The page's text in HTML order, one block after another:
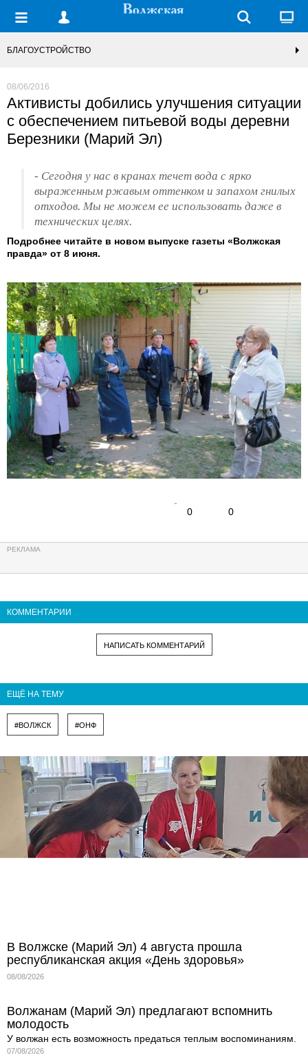
БЛАГОУСТРОЙСТВО
08/06/2016
Активисты добились улучшения ситуации
с обеспечением питьевой воды деревни
Березники (Марий Эл)
- Сегодня у нас в кранах течет вода с ярко
выраженным ржавым оттенком и запахом гнилых
отходов. Мы не можем ее использовать даже в
технических целях.
Подробнее читайте в новом выпуске газеты «Волжская
правда» от 8 июня.
0 0
КОММЕНТАРИИ
НАПИСАТЬ КОММЕНТАРИЙ
ЕЩЁ НА ТЕМУ
#ВОЛЖСК #ОНФ
В Волжске (Марий Эл) 4 августа прошла
республиканская акция «День здоровья»
08/08/2026
Волжанам (Марий Эл) предлагают вспомнить
молодость
У волжан есть возможность предаться теплым воспоминаниям.
07/08/2026